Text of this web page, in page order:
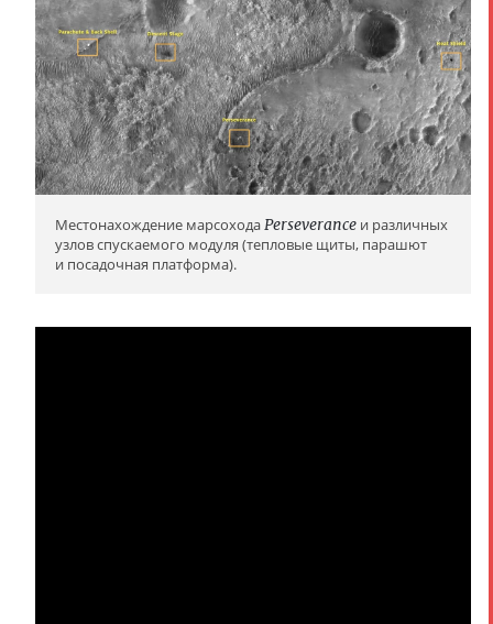
Местонахождение марсоходаPerseverance и различных
узлов спускаемого модуля (тепловые щиты, парашют
и посадочная платформа).